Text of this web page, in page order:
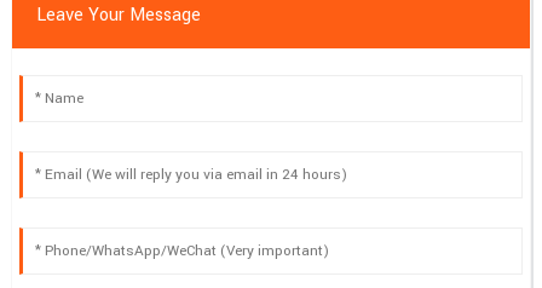
Leave Your Message